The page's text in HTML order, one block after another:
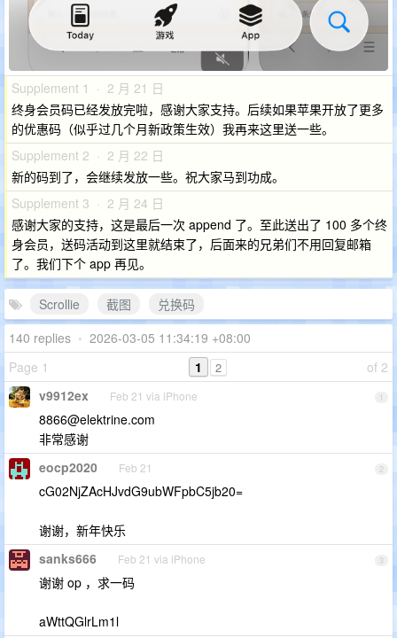
Supplement 1 · 2 月 21 日
终身会员码已经发放完啦，感谢大家支持。后续如果苹果开放了更多
的优惠码（似乎过几个月新政策生效）我再来这里送一些。
Supplement 2 · 2 月 22 日
新的码到了，会继续发放一些。祝大家马到功成。
Supplement 3 · 2 月 24 日
感谢大家的支持，这是最后一次 append 了。至此送出了 100 多个终
身会员，送码活动到这里就结束了，后面来的兄弟们不用回复邮箱
了。我们下个 app 再见。
Scrollie 截图
兑换码
140 replies • 2026-03-05 11:34:19 +08:00
Page 1
of 2
1 2
1
v9912ex Feb 21 via iPhone
8866@elektrine.com
非常感谢
2
eocp2020 Feb 21
cG02NjZAcHJvdG9ubWFpbC5jb20=
谢谢，新年快乐
3
sanks666 Feb 21 via iPhone
谢谢 op ，求一码
aWttQGlrLm1l